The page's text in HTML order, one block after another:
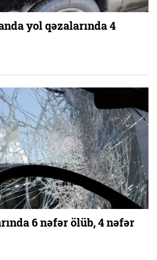
yol qəzalarında 4
6 nəfər ölüb, 4 nəfər